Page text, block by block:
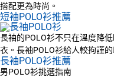
搭配更為時尚。
短袖POLO衫推薦
長袖的POLO衫不只在溫度降
衣。長袖POLO衫給人較拘謹
長袖POLO衫推薦
男POLO衫挑選指南